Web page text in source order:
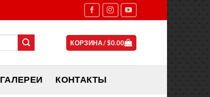
КОРЗИНА /$0.00
ГАЛЕРЕИ КОНТАКТЫ